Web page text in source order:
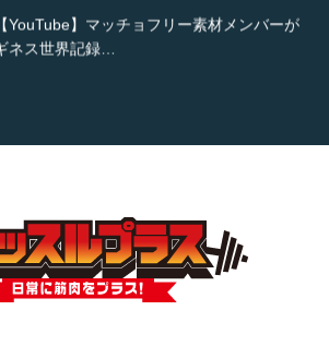
ギネス世界記録…
FMラジオ番組「ONE MORNING」
で紹介さ…